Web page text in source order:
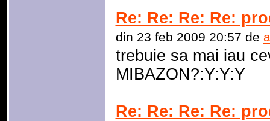
Re: Re: Re: Re:
din 23 feb 2009 20:57 de
trebuie sa mai iau
MIBAZON?:Y:Y:Y
Re: Re: Re: Re: